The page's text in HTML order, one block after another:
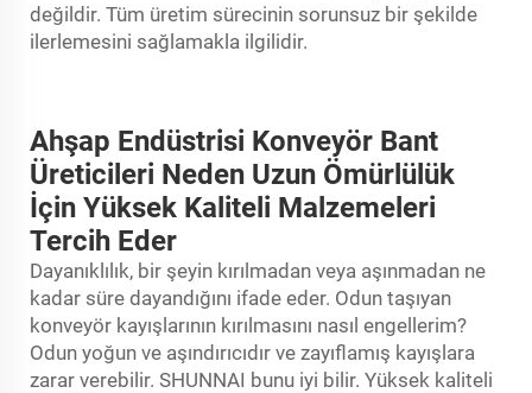
değildir. Tüm üretim sürecinin sorunsuz bir şekilde
ilerlemesini sağlamakla ilgilidir.
Ahşap Endüstrisi Konveyör Bant
Üreticileri Neden Uzun Ömürlülük
İçin Yüksek Kaliteli Malzemeleri
Tercih Eder
Dayanıklılık, bir şeyin kırılmadan veya aşınmadan ne
kadar süre dayandığını ifade eder. Odun taşıyan
konveyör kayışlarının kırılmasını nasıl engellerim?
Odun yoğun ve aşındırıcıdır ve zayıflamış kayışlara
zarar verebilir. SHUNNAI bunu iyi bilir. Yüksek kaliteli